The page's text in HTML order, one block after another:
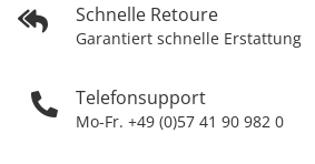
Schnelle Retoure
Garantiert schnelle Erstattung
Telefonsupport
Mo-Fr. +49 (0)57 41 90 982 0